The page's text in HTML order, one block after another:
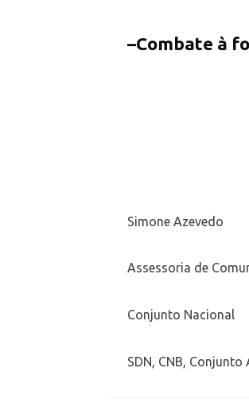
–Combate à
Simone Azevedo
Assessoria de
Conjunto Nacional
SDN, CNB,